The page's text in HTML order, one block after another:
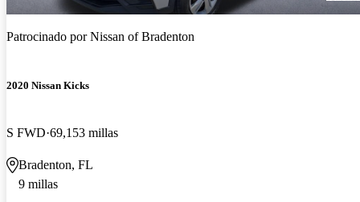
Patrocinado porNissan of Bradenton
2020 Nissan Kicks
S FWD 69,153 millas
Bradenton, FL
9 millas